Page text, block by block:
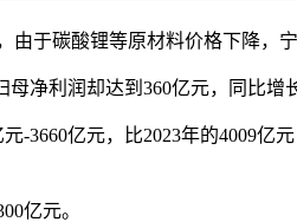
于碳酸锂等原材料价格下降，
净利润却达到360亿元，同比增长
3660亿元，比2023年的4009亿
亿元。